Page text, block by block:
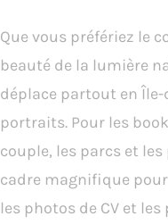
Que vous préfériez le
beauté de la lumière
déplace partout en
portraits. Pour les
couple, les parcs et
cadre magnifique
les photos de CV et